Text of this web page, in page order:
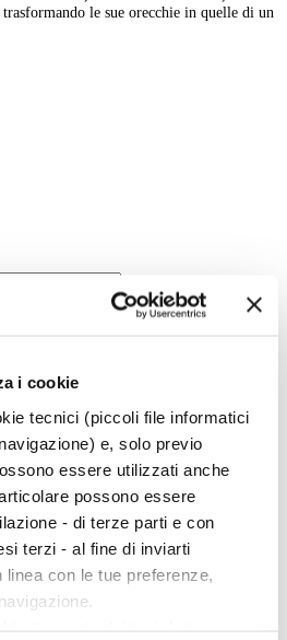
i cookie
tecnici (piccoli file informatici
e, solo previo
essere utilizzati anche
possono essere
- di terze parti e con
terzi - al fine di inviarti
con le tue preferenze,
le sue orecchie in quelle di un
dal Duecento al Novecento.
dedicata ai grandi artisti del passato
incontrare i grandi maestri d'arte, conoscere
che hanno segnato la loro esistenza.